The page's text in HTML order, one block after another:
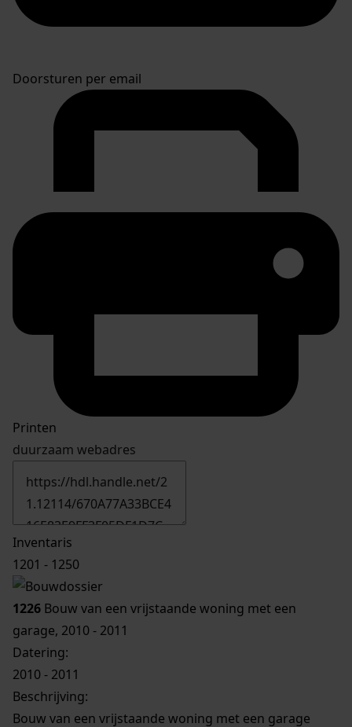
Doorsturen per email
Printen
duurzaam webadres
Inventaris
1201 - 1250
1226 Bouw van een vrijstaande woning met een
garage, 2010 - 2011
Datering:
2010 - 2011
Beschrijving:
Bouw van een vrijstaande woning met een garage